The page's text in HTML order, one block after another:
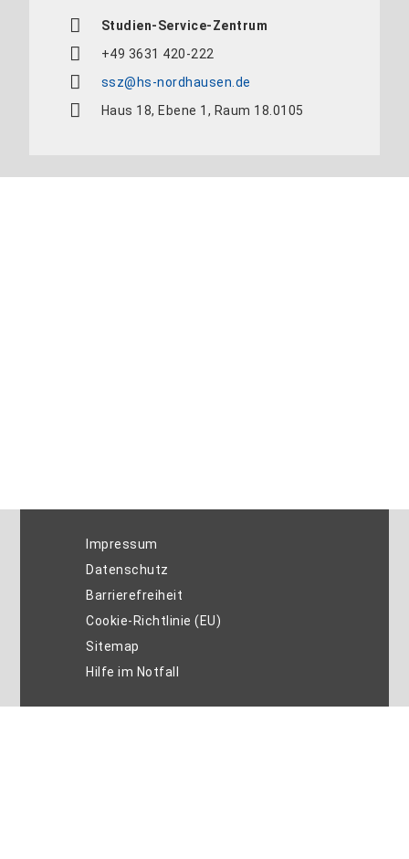
Studien-Service-Zentrum
+49 3631 420-222
ssz@hs-nordhausen.de
Haus 18, Ebene 1, Raum 18.0105
Impressum
Datenschutz
Barrierefreiheit
Cookie-Richtlinie (EU)
Sitemap
Hilfe im Notfall